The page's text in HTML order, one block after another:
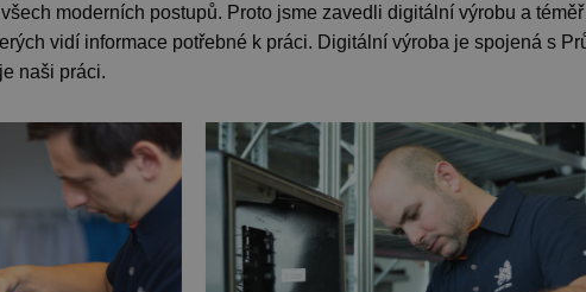
moderních postupů. Proto jsme zavedli digitální výrobu a
vidí informace potřebné k práci. Digitální výroba je spojená s
naši práci.